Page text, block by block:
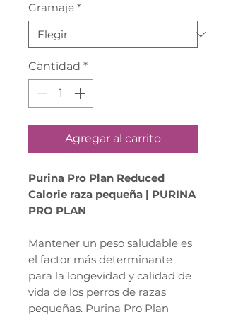
oferta
Gramaje *
Cantidad *
Agregar al carrito
Purina Pro Plan Reduced
Calorie raza pequeña | PURINA
PRO PLAN
Mantener un peso saludable es
el factor más determinante
para la longevidad y calidad de
vida de los perros de razas
pequeñas. Purina Pro Plan